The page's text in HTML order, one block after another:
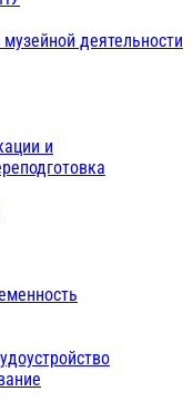
деятельности
и